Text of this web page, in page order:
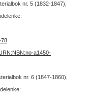
nr. 5 (1832-1847),
78
a1450-
nr. 6 (1847-1860),